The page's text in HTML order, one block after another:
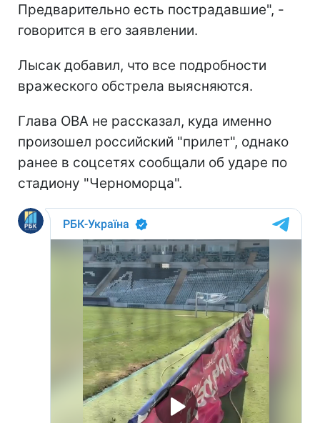
Предварительно есть пострадавшие", -
говорится в его заявлении.
Лысак добавил, что все подробности
вражеского обстрела выясняются.
Глава ОВА не рассказал, куда именно
произошел российский "прилет", однако
ранее в соцсетях сообщали об ударе по
стадиону "Черноморца".